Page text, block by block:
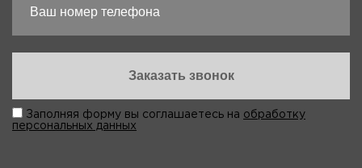
Заполняя форму вы соглашаетесь на обработку
персональных данных